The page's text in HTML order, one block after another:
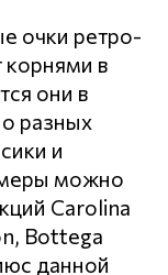
очки ретро-
в
они в
разных
и
можно
Carolina
Bottega
данной